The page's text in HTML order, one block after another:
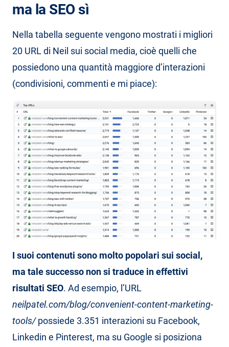
ma la SEO sì
Nella tabella seguente vengono mostrati i migliori
20 URL di Neil sui social media, cioè quelli che
possiedono una quantità maggiore d’interazioni
(condivisioni, commenti e mi piace):
I suoi contenuti sono molto popolari sui social,
ma tale successo non si traduce in effettivi
risultati SEO. Ad esempio, l’URL
neilpatel.com/blog/convenient-content-marketing-
tools/possiede 3.351 interazioni su Facebook,
Linkedin e Pinterest, ma su Google si posiziona